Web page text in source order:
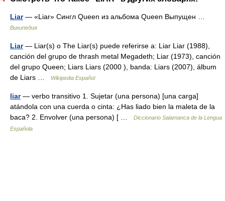
Liar— «Liar» Сингл Queen из альбома Queen Выпущен …
Википедия
Liar— Liar(s) o The Liar(s) puede referirse a: Liar Liar (1988),
canción del grupo de thrash metal Megadeth; Liar (1973), canción
del grupo Queen; Liars Liars (2000 ), banda: Liars (2007), álbum
de Liars …
Wikipedia Español
liar— verbo transitivo 1. Sujetar (una persona) [una carga]
atándola con una cuerda o cinta: ¿Has liado bien la maleta de la
baca? 2. Envolver (una persona) [ …
Diccionario Salamanca de la Lengua
Española